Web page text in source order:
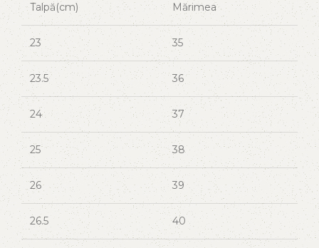
Talpă(cm) Mărimea
23 35
23.5 36
24 37
25 38
26 39
26.5 40